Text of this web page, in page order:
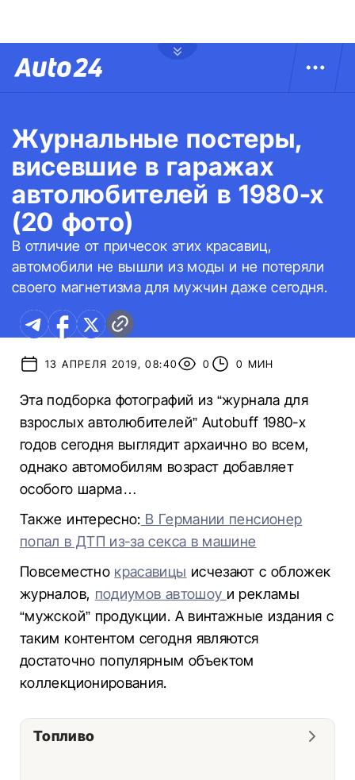
Журнальные постеры,
висевшие в гаражах
автолюбителей в 1980-х
(20 фото)
В отличие от причесок этих красавиц,
автомобили не вышли из моды и не потеряли
своего магнетизма для мужчин даже сегодня.
13 АПРЕЛЯ 2019, 08:40 0 0 МИН
Эта подборка фотографий из “журнала для
взрослых автолюбителей” Autobuff 1980-х
годов сегодня выглядит архаично во всем,
однако автомобилям возраст добавляет
особого шарма…
Также интересно: В Германии пенсионер
попал в ДТП из-за секса в машине
Повсеместно красавицы исчезают с обложек
журналов, подиумов автошоу и рекламы
“мужской” продукции. А винтажные издания с
таким контентом сегодня являются
достаточно популярным объектом
коллекционирования.
Топливо